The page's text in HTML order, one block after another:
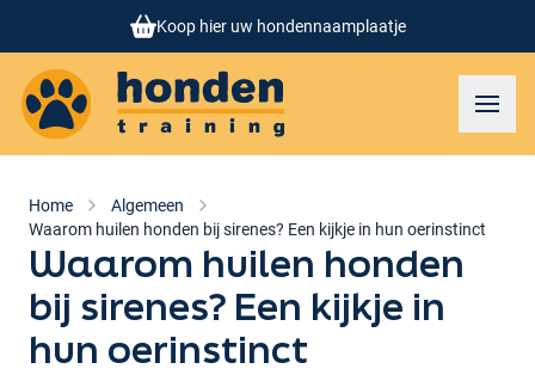
Koop hier uw hondennaamplaatje
Honden training
Home
Algemeen
Waarom huilen honden bij sirenes? Een kijkje in hun oerinstinct
Waarom huilen honden
bij sirenes? Een kijkje in
hun oerinstinct